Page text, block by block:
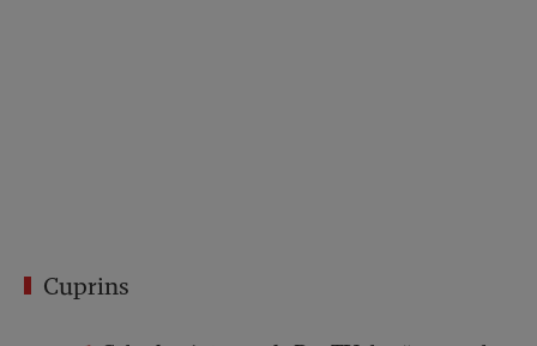
Cuprins